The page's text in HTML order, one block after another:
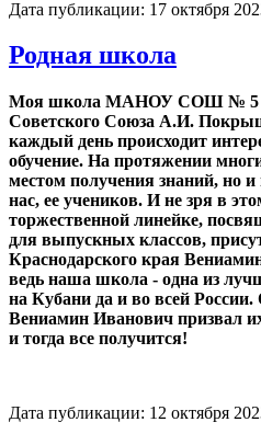
Дата публикации: 17 октября
Родная школа
Моя школа МАНОУ СОШ № 5
Советского Союза А.И.
каждый день происходит
обучение. На протяжении
местом получения знаний, но
нас, ее учеников. И не зря в
торжественной линейке,
для выпускных классов,
Краснодарского края
ведь наша школа - одна из
на Кубани да и во всей
Вениамин Иванович призвал
и тогда все получится!
Дата публикации: 12 октября